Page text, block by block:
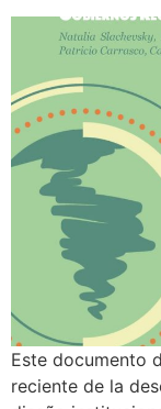
Este documento
reciente de la